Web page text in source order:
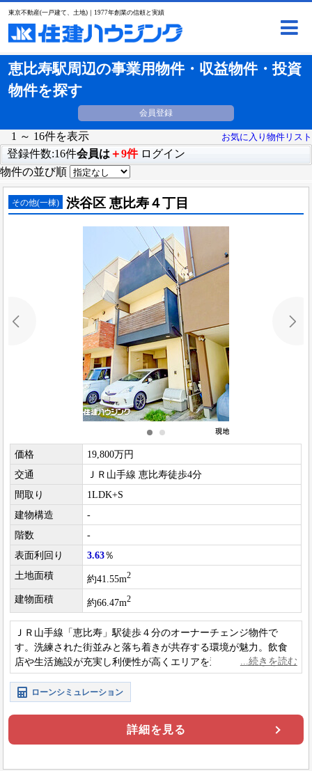
東京不動産(一戸建て、土地)｜1977年創業の信頼と実績
恵比寿駅周辺の事業用物件・収益物件・投資
物件を探す
会員登録
1 ～ 16件を表示 お気に入り物件リスト
登録件数:16件会員は ＋9件 ログイン
物件の並び順
その他(一棟) 渋谷区 恵比寿４丁目
価格
19,800万円
交通
ＪＲ山手線 恵比寿徒歩4分
間取り
1LDK+S
建物構造
-
階数
-
表面利回り
3.63％
土地面積
約41.55m2
建物面積 約66.47m2
ＪＲ山手線「恵比寿」駅徒歩４分のオーナーチェンジ物件で
す。洗練された街並みと落ち着きが共存する環境が魅力。飲食
店や生活施設が充実し利便性が高くエリアを選べば静けさも確
保でき、都心近接ながら上質で快適に暮らせる住環境です。
ローンシミュレーション
詳細を見る